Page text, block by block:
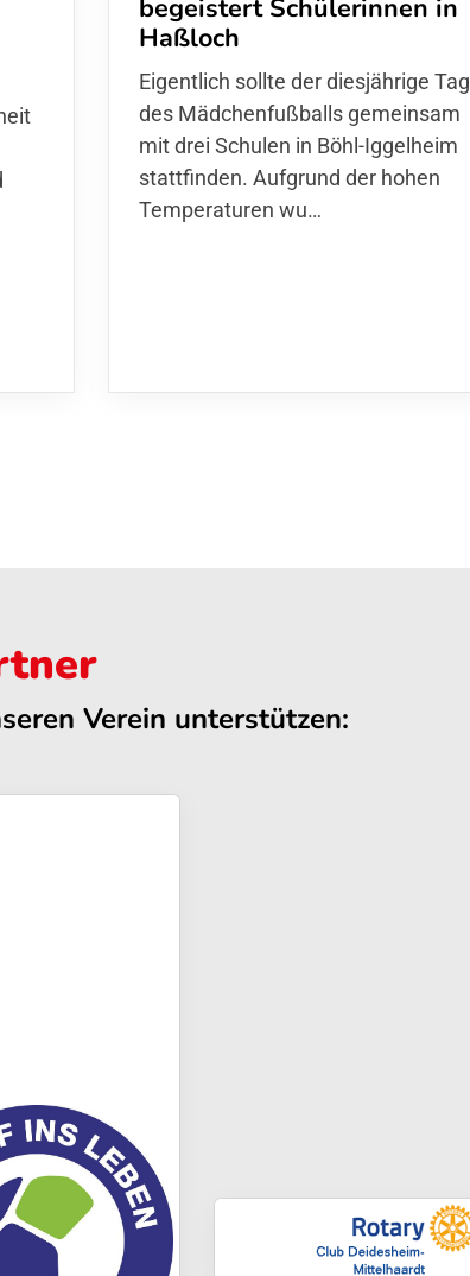
Haßloch
Eigentlich sollte der diesjährige Tag
des Mädchenfußballs gemeinsam
mit drei Schulen in Böhl-Iggelheim
stattfinden. Aufgrund der hohen
Temperaturen wu…
Verein unterstützen: